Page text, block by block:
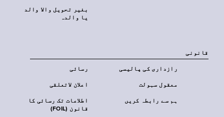
بغیر تحویل والا والد
یا والدہ
قانونی
رسائی رازداری کی پالیسی
اعلان لاتعلقی معقول سہولت
اطلاعات تک رسائی کا
قانون (FOIL)
ہم سے رابطہ کریں